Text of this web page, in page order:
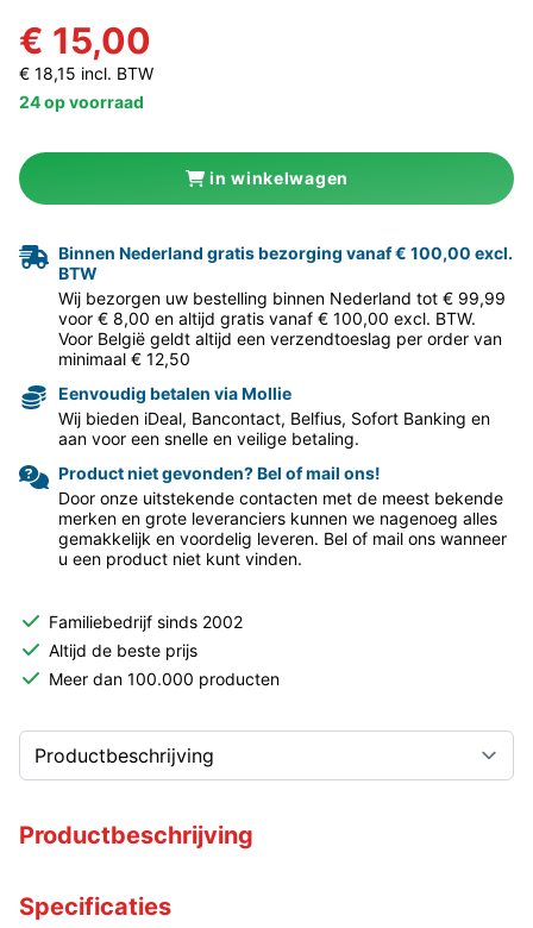
€ 15,00
€ 18,15 incl. BTW
24 op voorraad
in winkelwagen
Binnen Nederland gratis bezorging vanaf € 100,00 excl.
BTW
Wij bezorgen uw bestelling binnen Nederland tot € 99,99
voor € 8,00 en altijd gratis vanaf € 100,00 excl. BTW.
Voor België geldt altijd een verzendtoeslag per order van
minimaal € 12,50
Eenvoudig betalen via Mollie
Wij bieden iDeal, Bancontact, Belfius, Sofort Banking en
aan voor een snelle en veilige betaling.
Product niet gevonden? Bel of mail ons!
Door onze uitstekende contacten met de meest bekende
merken en grote leveranciers kunnen we nagenoeg alles
gemakkelijk en voordelig leveren. Bel of mail ons wanneer
u een product niet kunt vinden.
Familiebedrijf sinds 2002
Altijd de beste prijs
Meer dan 100.000 producten
Productbeschrijving
Specificaties